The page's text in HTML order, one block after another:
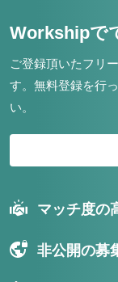
Workshipで
ご登録頂いたフリ
す。 無料登録を行
い。
マッチ度の
非公開の募